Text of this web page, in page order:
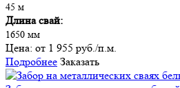
45 м
Длина свай:
1650 мм
Цена: от 1 955 руб./п.м.
Подробнее Заказать